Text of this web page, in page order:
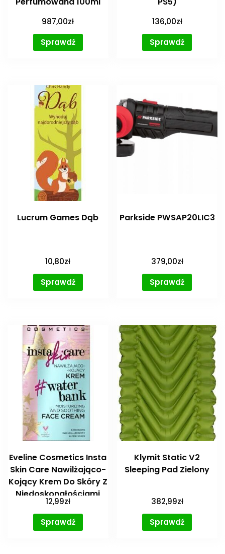
987,00zł
Sprawdź
136,00zł
Sprawdź
Lucrum Games Dąb
10,80zł
Sprawdź
Parkside PWSAP20LIC3
379,00zł
Sprawdź
Eveline Cosmetics Insta
Skin Care Nawilżająco-
Kojący Krem Do Skóry Z
Niedoskonałościami
Suchej I Wrażliwej 50Ml
12,99zł
Sprawdź
Klymit Static V2
Sleeping Pad Zielony
382,99zł
Sprawdź